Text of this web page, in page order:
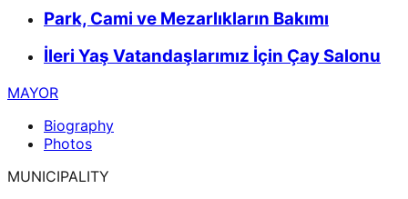
Park, Cami ve Mezarlıkların Bakımı
İleri Yaş Vatandaşlarımız İçin Çay Salonu
MAYOR
Biography
Photos
MUNICIPALITY